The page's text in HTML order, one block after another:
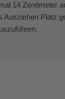
14 Zentimeter
Platz